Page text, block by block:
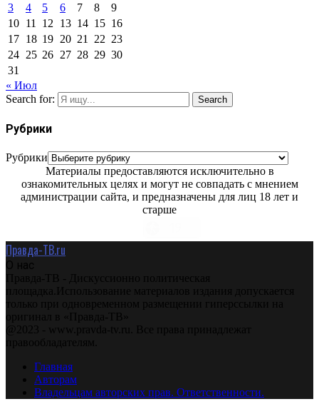
3
4 5 6 7 8
9
10 11 12 13 14 15 16
17 18 19 20 21 22 23
24 25 26 27 28 29 30
31
« Июл
Search for:
Search
Рубрики
Рубрики
Материалы предоставляются исключительно в
ознакомительных целях и могут не совпадать с мнением
администрации сайта, и предназначены для лиц 18 лет и
старше
Правда-ТВ.ru
О нас
Правда-ТВ - Дискуссионно политическая
площадка.Использование материалов издания допускается
только при одновременном размещении гиперссылки на
оригинал в «Правда-ТВ»
@2023 - www.pravda-tv.ru. Все права принадлежат
правообладателям.
Главная
Авторам
Владельцам авторских прав. Ответственности.